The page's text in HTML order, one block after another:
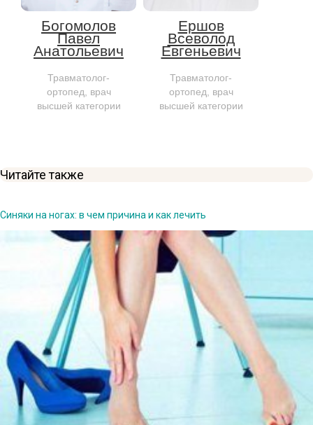
Богомолов
Павел
Анатольевич
Травматолог-
ортопед, врач
высшей категории
Ершов
Всеволод
Евгеньевич
Травматолог-
ортопед, врач
высшей категории
Читайте также
Синяки на ногах: в чем причина и как лечить